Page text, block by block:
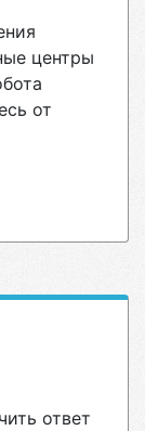
центры
от
ответ